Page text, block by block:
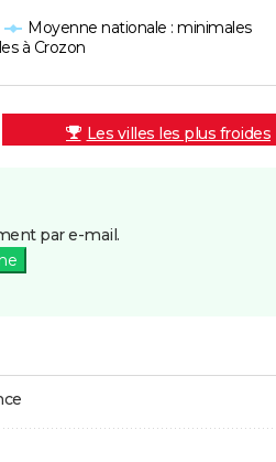
Moyenne nationale : minimales
à Crozon
Les villes les plus froides
par e-mail.